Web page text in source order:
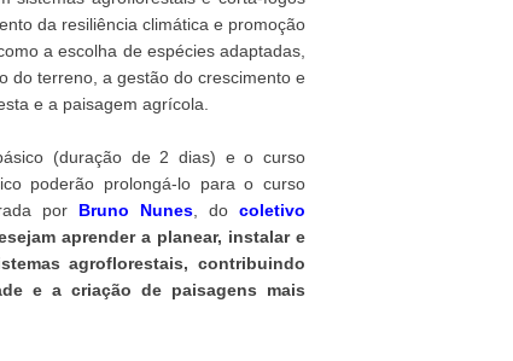
da resiliência climática e promoção
a escolha de espécies adaptadas,
do terreno, a gestão do crescimento e
e a paisagem agrícola.
(duração de 2 dias) e o curso
poderão prolongá-lo para o curso
por Bruno Nunes, docoletivo
aprender a planear, instalar e
agroflorestais, contribuindo
e a criação de paisagens mais